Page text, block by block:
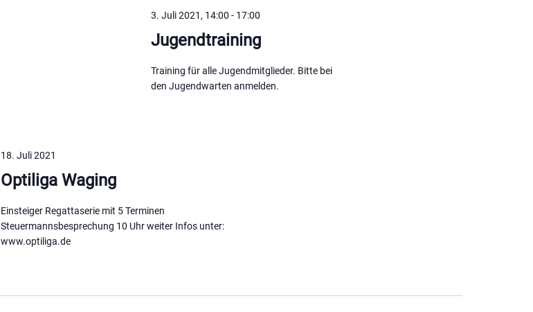
3. Juli 2021, 14:00 - 17:00
Jugendtraining
Training für alle Jugendmitglieder. Bitte bei
den Jugendwarten anmelden.
18. Juli 2021
Optiliga Waging
Einsteiger Regattaserie mit 5 Terminen
Steuermannsbesprechung 10 Uhr weiter Infos unter:
www.optiliga.de